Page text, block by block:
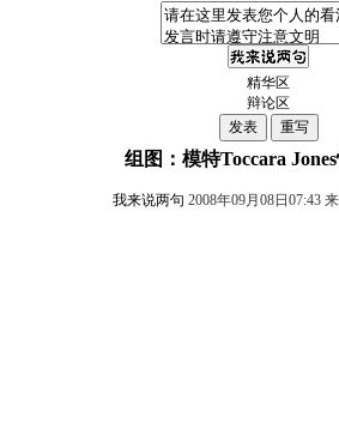
精华区
辩论区
组图：模特Toccara
我来说两句 2008年09月08日07:43